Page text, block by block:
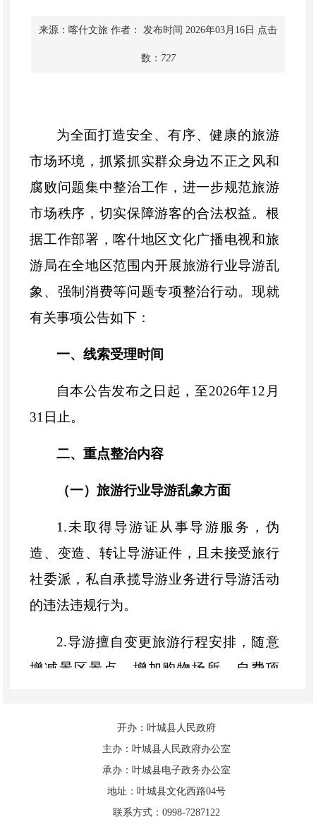
来源：喀什文旅 作者： 发布时间 2026年03月16日 点击
数： 727
为全面打造安全、有序、健康的旅游
市场环境，抓紧抓实群众身边不正之风和
腐败问题集中整治工作，进一步规范旅游
市场秩序，切实保障游客的合法权益。根
据工作部署，喀什地区文化广播电视和旅
游局在全地区范围内开展旅游行业导游乱
象、强制消费等问题专项整治行动。现就
有关事项公告如下：
一、线索受理时间
自本公告发布之日起，至2026年12月
31日止。
二、重点整治内容
（一）旅游行业导游乱象方面
1.未取得导游证从事导游服务，伪
造、变造、转让导游证件，且未接受旅行
社委派，私自承揽导游业务进行导游活动
的违法违规行为。
2.导游擅自变更旅游行程安排，随意
增减景区景点，增加购物场所、自费项
3.在导游过程中存在损害国家利益、
民族尊严的言行，或讲解内容低俗、误导
游客的违法违规行为。
开办：叶城县人民政府
主办：叶城县人民政府办公室
承办：叶城县电子政务办公室
地址：叶城县文化西路04号
联系方式：0998-7287122